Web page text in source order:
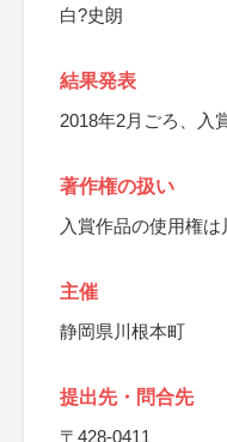
白?史朗
結果発表
2018年2月ごろ、入
著作権の扱い
入賞作品の使用権
主催
静岡県川根本町
提出先・問合先
〒428-0411